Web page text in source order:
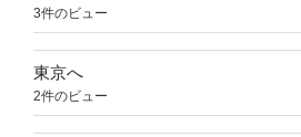
3件のビュー
東京へ
2件のビュー